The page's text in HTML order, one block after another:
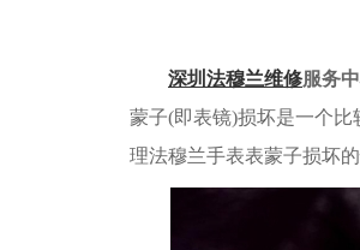
深圳法穆兰维修服务
蒙子(即表镜)损坏是一个
理法穆兰手表表蒙子损坏的